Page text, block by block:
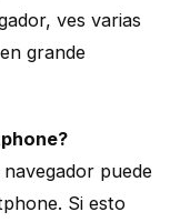
ves varias
grande
puede
Si esto